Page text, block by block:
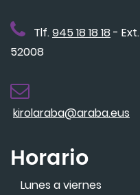
Tlf.945 18 18 18 - Ext.
52008
kirolaraba@araba.eus
Horario
Lunes a viernes